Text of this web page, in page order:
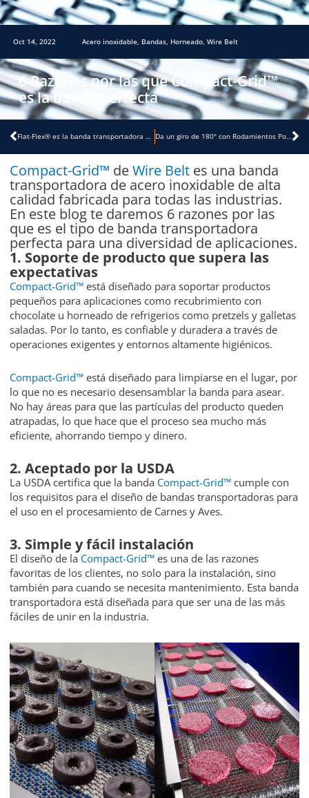
Oct 14, 2022 Acero inoxidable, Bandas, Horneado,Wire Belt
6 Razones por las que Compact-Grid™
es la banda perfecta
Previo
Flat-Flex® es la banda transportadora más ligera e higiénica de la industria. Da un giro de 180º con Rodamientos Poly Round®
Compact-Grid™ deWire Beltes una banda
transportadora de acero inoxidable de alta
calidad fabricada para todas las industrias.
En este blog te daremos 6 razones por las
que es el tipo de banda transportadora
perfecta para una diversidad de aplicaciones.
1. Soporte de producto que supera las
expectativas
Compact-Grid™está diseñado para soportar productos
pequeños para aplicaciones como recubrimiento con
chocolate u horneado de refrigerios como pretzels y galletas
saladas. Por lo tanto, es confiable y duradera a través de
operaciones exigentes y entornos altamente higiénicos.
Compact-Grid™está diseñado para limpiarse en el lugar, por
lo que no es necesario desensamblar la banda para asear.
No hay áreas para que las partículas del producto queden
atrapadas, lo que hace que el proceso sea mucho más
eficiente, ahorrando tiempo y dinero.
2. Aceptado por la USDA
La USDA certifica que la banda Compact-Grid™cumple con
los requisitos para el diseño de bandas transportadoras para
el uso en el procesamiento de Carnes y Aves.
3. Simple y fácil instalación
El diseño de la Compact-Grid™ es una de las razones
favoritas de los clientes, no solo para la instalación, sino
también para cuando se necesita mantenimiento. Esta banda
transportadora está diseñada para que ser una de las más
fáciles de unir en la industria.
Facebook
Twitter
YouTube
LinkedIn